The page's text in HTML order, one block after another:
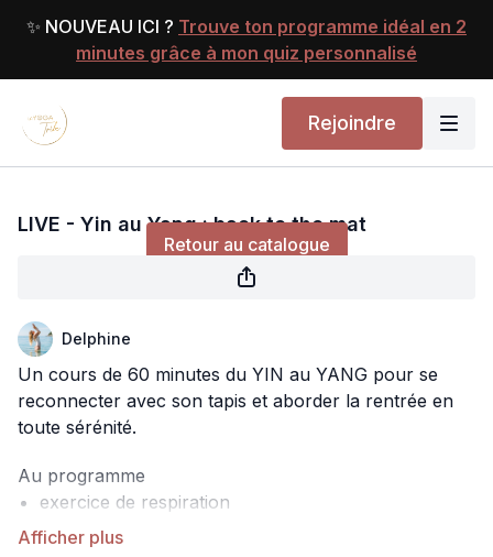
✨ NOUVEAU ICI ? Trouve ton programme idéal en 2
minutes grâce à mon quiz personnalisé
Rejoindre
Retour au catalogue
LIVE - Yin au Yang : back to the mat
Delphine
Un cours de 60 minutes du YIN au YANG pour se
reconnecter avec son tapis et aborder la rentrée en
toute sérénité.
Au programme
exercice de respiration
postures de Yin yoga tenues de 3 à 5 minutes